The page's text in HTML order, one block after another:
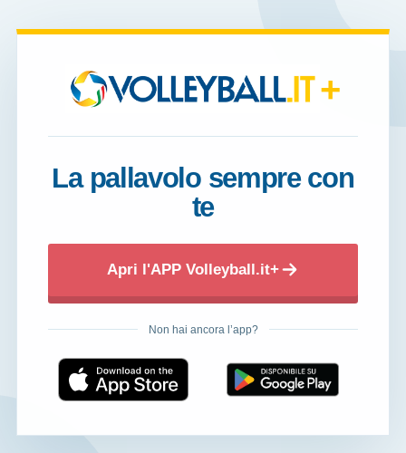
+
La pallavolo sempre con
te
Apri l'APP Volleyball.it+
Non hai ancora l’app?